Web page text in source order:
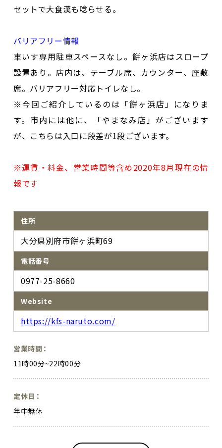
セットで大食漢も唸らせる。
バリアフリー情報
車いす専用駐車スペースなし。餅ヶ浜店はスロープ
設置あり。店内は、テーブル席、カウンター、座敷
席。バリアフリー対応トイレなし。
※今回ご紹介しているのは「餅ヶ浜店」になりま
す。市内には他に、「やまなみ店」がございます
が、こちらは入口に段差が1段ございます。
※運賃・料金、営業時間等含め2020年8月現在の情
報です
住所
大分県別府市餅ヶ浜町69
電話番号
0977-25-8660
Website
https://kfs-naruto.com/
営業時間
11時00分~22時00分
定休日
年中無休